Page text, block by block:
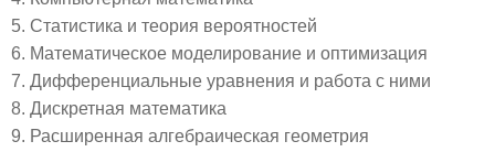
5. Статистика и теория вероятностей
6. Математическое моделирование и оптимизация
7. Дифференциальные уравнения и работа с ними
8. Дискретная математика
9. Расширенная алгебраическая геометрия